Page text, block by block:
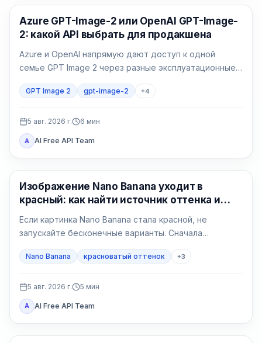
Генерация изображений ИИ
Azure GPT-Image-2 или OpenAI GPT-Image-
2: какой API выбрать для продакшена
Azure и OpenAI напрямую дают доступ к одной
семье GPT Image 2 через разные эксплуатационные
договоры. Выбор определяют идентификация,
регион, счёт, квота, формат и владелец поддержки.
GPT Image 2 gpt-image-2 +4
5 авг. 2026 г. 6 мин
A AI Free API Team
Генерация изображений ИИ
Изображение Nano Banana уходит в
красный: как найти источник оттенка и
Если картинка Nano Banana стала красной, не
запускайте бесконечные варианты. Сначала
сделайте нейтральный тест без референса и
Nano Banana красноватый оттенок +3
5 авг. 2026 г. 5 мин
A AI Free API Team